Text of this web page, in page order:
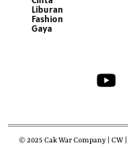
Liburan
Fashion
Gaya
© 2025 Cak War Company |